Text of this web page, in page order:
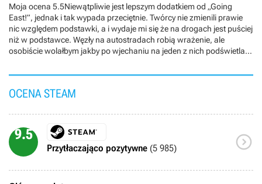
Moja ocena 5.5Niewątpliwie jest lepszym dodatkiem od „Going
East!”, jednak i tak wypada przeciętnie. Twórcy nie zmienili prawie
nic względem podstawki, a i wydaje mi się że na drogach jest puściej
niż w podstawce. Węzły na autostradach robią wrażenie, ale
osobiście wolałbym jakby po wjechaniu na jeden z nich podświetlało
podstawce. Niezaprzeczalnie klimat Skandynawii jest – widoki za
plus także bezdotykowe bramki na autostradzie oraz place firm
miesiąc, niemniej całość zaczyna już nużyć.
OCENA STEAM
9.5
Przytłaczająco pozytywne (5 985) 